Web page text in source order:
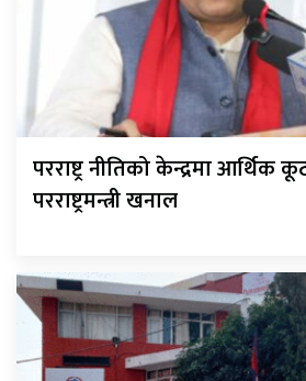
परराष्ट्र नीतिको केन्द्रमा आर्थिक
परराष्ट्रमन्त्री खनाल